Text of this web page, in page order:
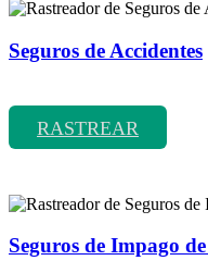
Seguros de Accidentes
RASTREAR
Seguros de Impago